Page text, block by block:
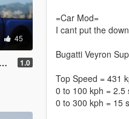
45
1.0
=Car Mod=
I cant put the
Bugatti Veyron
Top Speed = 431
0 to 100 kph = 2.5
0 to 300 kph = 15